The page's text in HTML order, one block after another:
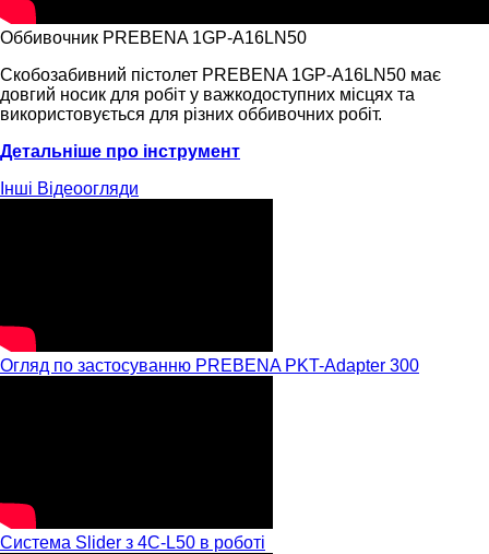
Оббивочник PREBENA 1GP-A16LN50
Скобозабивний пістолет PREBENA 1GP-A16LN50 має
довгий носик для робіт у важкодоступних місцях та
використовується для різних оббивочних робіт.
Детальніше про інструмент
Інші Відеоогляди
Огляд по застосуванню PREBENA PKT-Adapter 300
Система Slider з 4C-L50 в роботі